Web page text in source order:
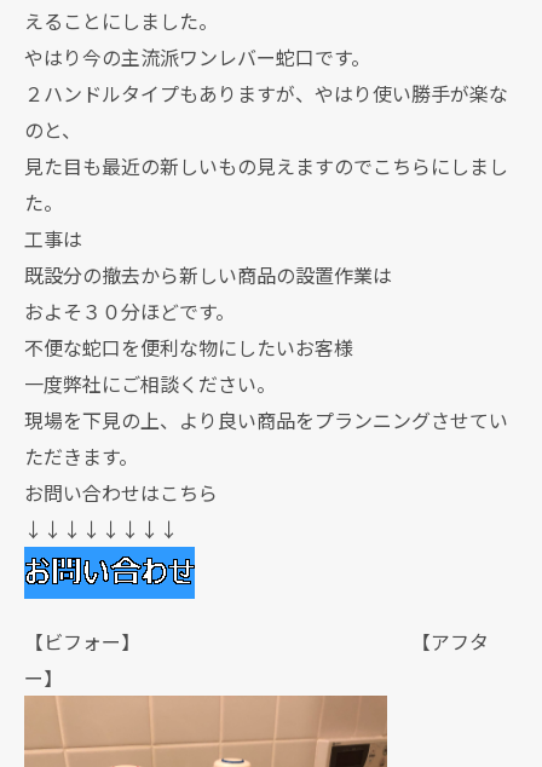
えることにしました。
やはり今の主流派ワンレバー蛇口です。
２ハンドルタイプもありますが、やはり使い勝手が楽な
のと、
見た目も最近の新しいもの見えますのでこちらにしまし
た。
工事は
既設分の撤去から新しい商品の設置作業は
およそ３０分ほどです。
不便な蛇口を便利な物にしたいお客様
一度弊社にご相談ください。
現場を下見の上、より良い商品をプランニングさせてい
ただきます。
お問い合わせはこちら
↓↓↓↓↓↓↓↓
【ビフォー】 【アフタ
ー】